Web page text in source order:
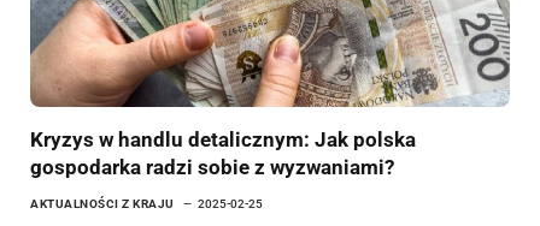
Kryzys w handlu detalicznym: Jak polska
gospodarka radzi sobie z wyzwaniami?
AKTUALNOŚCI Z KRAJU 2025-02-25